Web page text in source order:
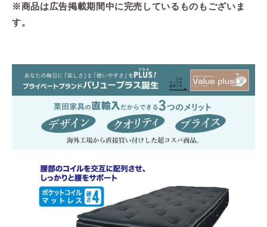
※商品は広告掲載期間中に完売しているものもございま
す。